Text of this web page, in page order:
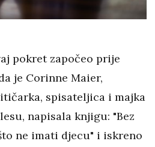
pokret započeo prije
je Corinne Maier,
spisateljica i majka
napisala knjigu: "Bez
ne imati djecu" i iskreno